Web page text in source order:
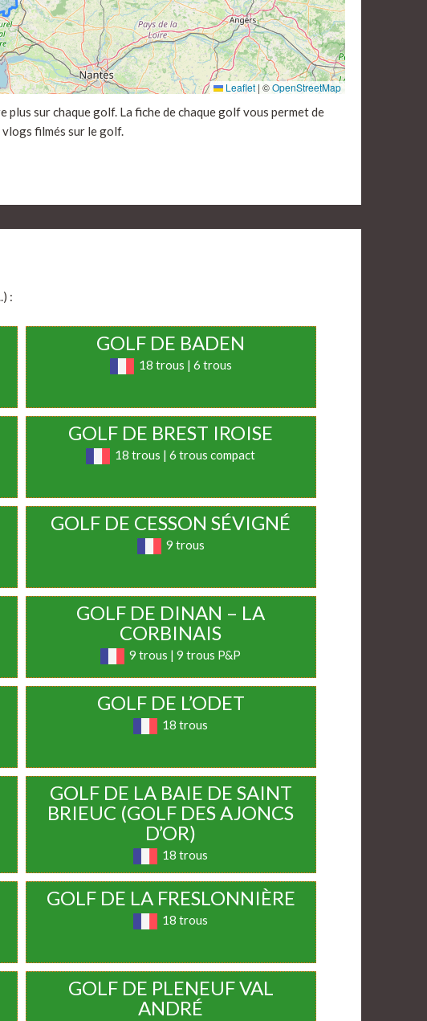
Leaflet | ©OpenStreetMap
sur chaque golf. La fiche de chaque golf vous permet de
filmés sur le golf.
:
GOLF DE BADEN
18 trous | 6 trous
GOLF DE BREST IROISE
18 trous | 6 trous compact
GOLF DE CESSON SÉVIGNÉ
9 trous
GOLF DE DINAN – LA
CORBINAIS
9 trous | 9 trous P&P
GOLF DE L’ODET
18 trous
GOLF DE LA BAIE DE SAINT
BRIEUC (GOLF DES AJONCS
D’OR)
18 trous
GOLF DE LA FRESLONNIÈRE
18 trous
GOLF DE PLENEUF VAL
ANDRÉ